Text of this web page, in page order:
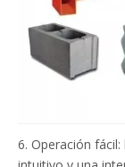
6. Operación